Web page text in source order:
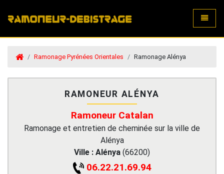
Ramonage Pyrénées Orientales Ramonage Alénya
RAMONEUR ALÉNYA
Ramoneur Catalan
Ramonage et entretien de cheminée sur la ville de
Alénya
Ville : Alénya (66200)
06.22.21.69.94